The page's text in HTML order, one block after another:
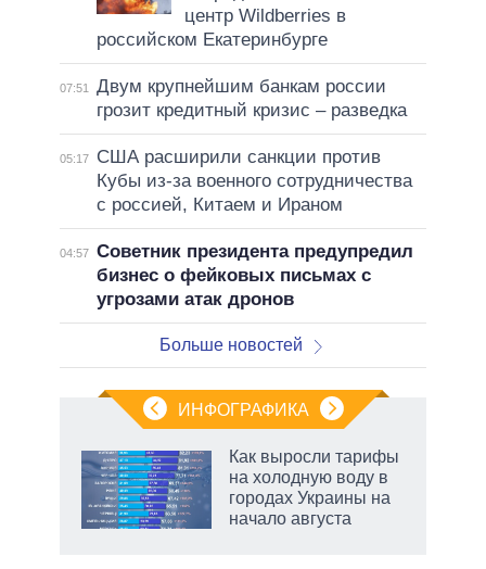
центр Wildberries в
российском Екатеринбурге
07:51
Двум крупнейшим банкам россии
грозит кредитный кризис – разведка
05:17
США расширили санкции против
Кубы из-за военного сотрудничества
с россией, Китаем и Ираном
04:57 Советник президента предупредил
бизнес о фейковых письмах с
угрозами атак дронов
Больше новостей
ИНФОГРАФИКА
Как выросли тарифы
на холодную воду в
городах Украины на
начало августа